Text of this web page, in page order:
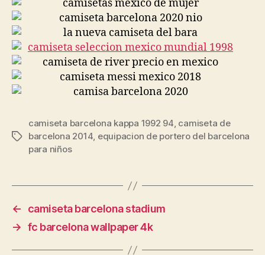
Etiquetas
camiseta barcelona kappa 1992 94, camiseta de
barcelona 2014, equipacion de portero del barcelona
para niños
←
camiseta barcelona stadium
→ fc barcelona wallpaper 4k